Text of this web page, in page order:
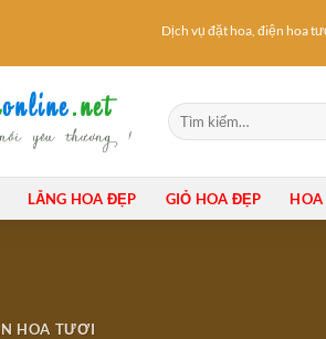
Dịch vụ đặt hoa, điện hoa
Tìm
kiếm:
LẴNG HOA ĐẸP GIỎ HOA ĐẸP
HOA TƯƠI